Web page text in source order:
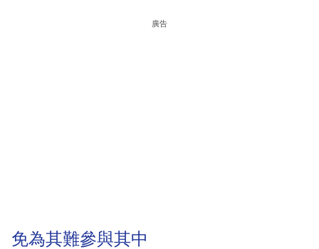
廣告
免為其難參與其中